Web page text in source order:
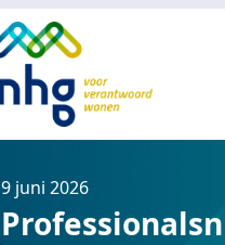
‌9 juni 2026